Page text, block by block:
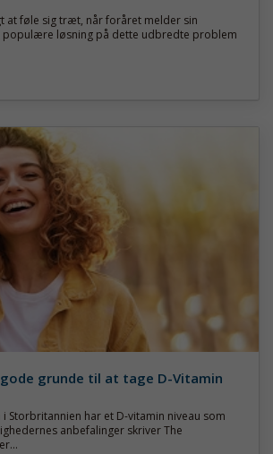
at føle sig træt, når foråret melder sin
populære løsning på dette udbredte problem
grunde til at tage D-Vitamin
Storbritannien har et D-vitamin niveau som
anbefalinger skriver The